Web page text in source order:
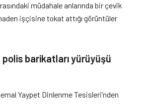
müdahale anlarında bir çevik
işçisine tokat attığı görüntüler
barikatları yürüyüşü
Yaypet Dinlenme Tesisleri’nden